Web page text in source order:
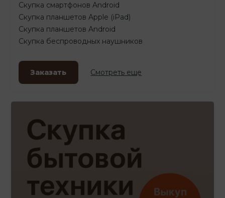
Скупка смартфонов Android
Скупка планшетов Apple (iPad)
Скупка планшетов Android
Скупка беспроводных наушников
Заказать Смотреть еще